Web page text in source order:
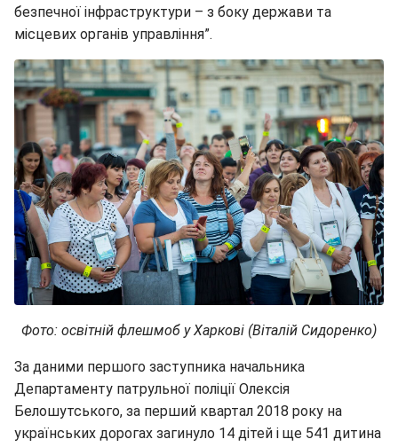
безпечної інфраструктури – з боку держави та
місцевих органів управління”.
Фото: освітній флешмоб у Харкові (Віталій Сидоренко)
За даними першого заступника начальника
Департаменту патрульної поліції Олексія
Белошутського, за перший квартал 2018 року на
українських дорогах загинуло 14 дітей і ще 541 дитина